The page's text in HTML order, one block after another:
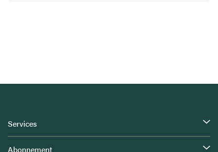
Services
Abonnement